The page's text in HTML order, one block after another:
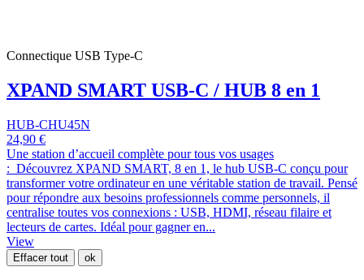
Connectique USB Type-C
XPAND SMART USB-C / HUB 8 en 1
HUB-CHU45N
24,90 €
Une station d’accueil complète pour tous vos usages
: Découvrez XPAND SMART, 8 en 1, le hub USB-C conçu pour
transformer votre ordinateur en une véritable station de travail. Pensé
pour répondre aux besoins professionnels comme personnels, il
centralise toutes vos connexions : USB, HDMI, réseau filaire et
lecteurs de cartes. Idéal pour gagner en...
View
Effacer tout ok